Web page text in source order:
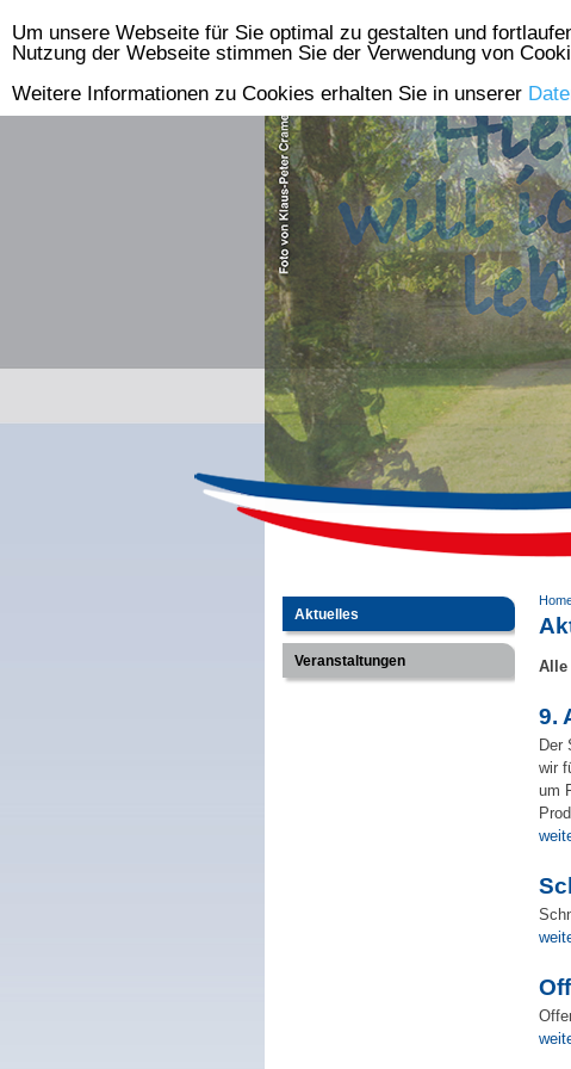
Skip
content
Aktuelles
Veranstaltungen Alle
9.
Der
wir
um
Um unsere Webseite für Sie optimal zu gestalten und
Nutzung der Webseite stimmen Sie der Verwendung von
Weitere Informationen zu Cookies erhalten Sie in unserer